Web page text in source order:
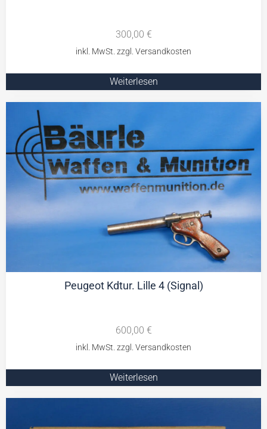
300,00 €
Weiterlesen
Peugeot Kdtur. Lille 4 (Signal)
600,00 €
Weiterlesen